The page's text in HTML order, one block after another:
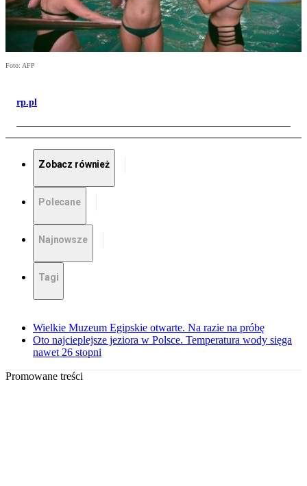
Foto: AFP
rp.pl
Zobacz również
Polecane
Najnowsze
Tagi
Wielkie Muzeum Egipskie otwarte. Na razie na próbę
Oto najcieplejsze jeziora w Polsce. Temperatura wody sięga
nawet 26 stopni
Promowane treści